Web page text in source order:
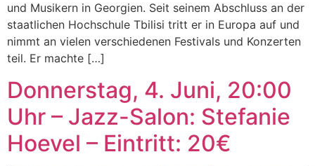
und Musikern in Georgien. Seit seinem Abschluss an der
staatlichen Hochschule Tbilisi tritt er in Europa auf und
nimmt an vielen verschiedenen Festivals und Konzerten
teil. Er machte […]
Donnerstag, 4. Juni, 20:00
Uhr – Jazz-Salon: Stefanie
Hoevel – Eintritt: 20€